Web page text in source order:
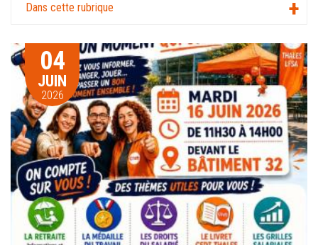
Dans cette rubrique
04
JUIN
2026